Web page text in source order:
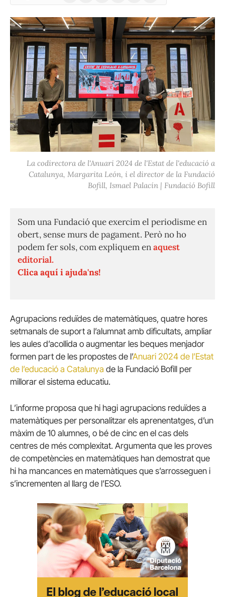
La codirectora de l'Anuari 2024 de l'Estat de l'educació a
Catalunya, Margarita León, i el director de la Fundació
Bofill, Ismael Palacín | Fundació Bofill
Som una Fundació que exercim el periodisme en
obert, sense murs de pagament. Però no ho
podem fer sols, com expliquem enaquest
editorial.
Clica aquí i ajuda'ns!
Agrupacions reduïdes de matemàtiques, quatre hores
setmanals de suport a l’alumnat amb dificultats, ampliar
les aules d’acollida o augmentar les beques menjador
formen part de les propostes de l’Anuari 2024 de l’Estat
de l’educació a Catalunya de la Fundació Bofill per
millorar el sistema educatiu.
L’informe proposa que hi hagi agrupacions reduïdes a
matemàtiques per personalitzar els aprenentatges, d’un
màxim de 10 alumnes, o bé de cinc en el cas dels
centres de més complexitat. Argumenta que les proves
de competències en matemàtiques han demostrat que
hi ha mancances en matemàtiques que s’arrosseguen i
s’incrementen al llarg de l’ESO.